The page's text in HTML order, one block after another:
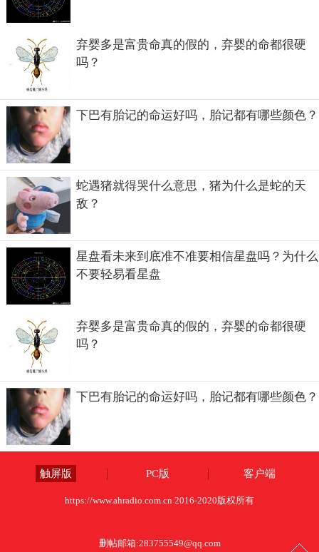
弃婴多是富贵命真的假的，弃婴的命都很硬
吗？
下巴有胎记的命运好吗，胎记都有哪些颜色？
蛇遇猪就得哭什么意思，猪为什么是蛇的天
敌？
星盘看未来到底准不准要相信星盘吗？为什么
不要轻易看星盘
弃婴多是富贵命真的假的，弃婴的命都很硬
吗？
下巴有胎记的命运好吗，胎记都有哪些颜色？
触屏版 PC版 客户端
https://www.ahradio.com.cn 2016-2020版权所有
删帖邮箱:283755549@qq.com